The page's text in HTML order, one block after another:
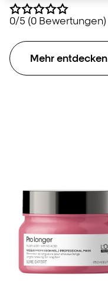
0/5 (0 Bewertungen)
Mehr entdecken